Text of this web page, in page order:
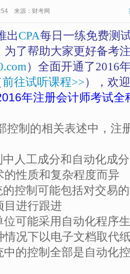
来源：财考网
出CPA每日一练免费测
为了帮助大家更好备考
）全面开通了2016
前往试听课程>>），欢
年注册会计师考试全
控制的相关表述中，注
人工成分和自动化成
的性质和复杂程度而异
的控制可能包括对交易
目进行跟进
位可能采用自动化程序
情况下以电子文档取代
中的控制全部是自动化